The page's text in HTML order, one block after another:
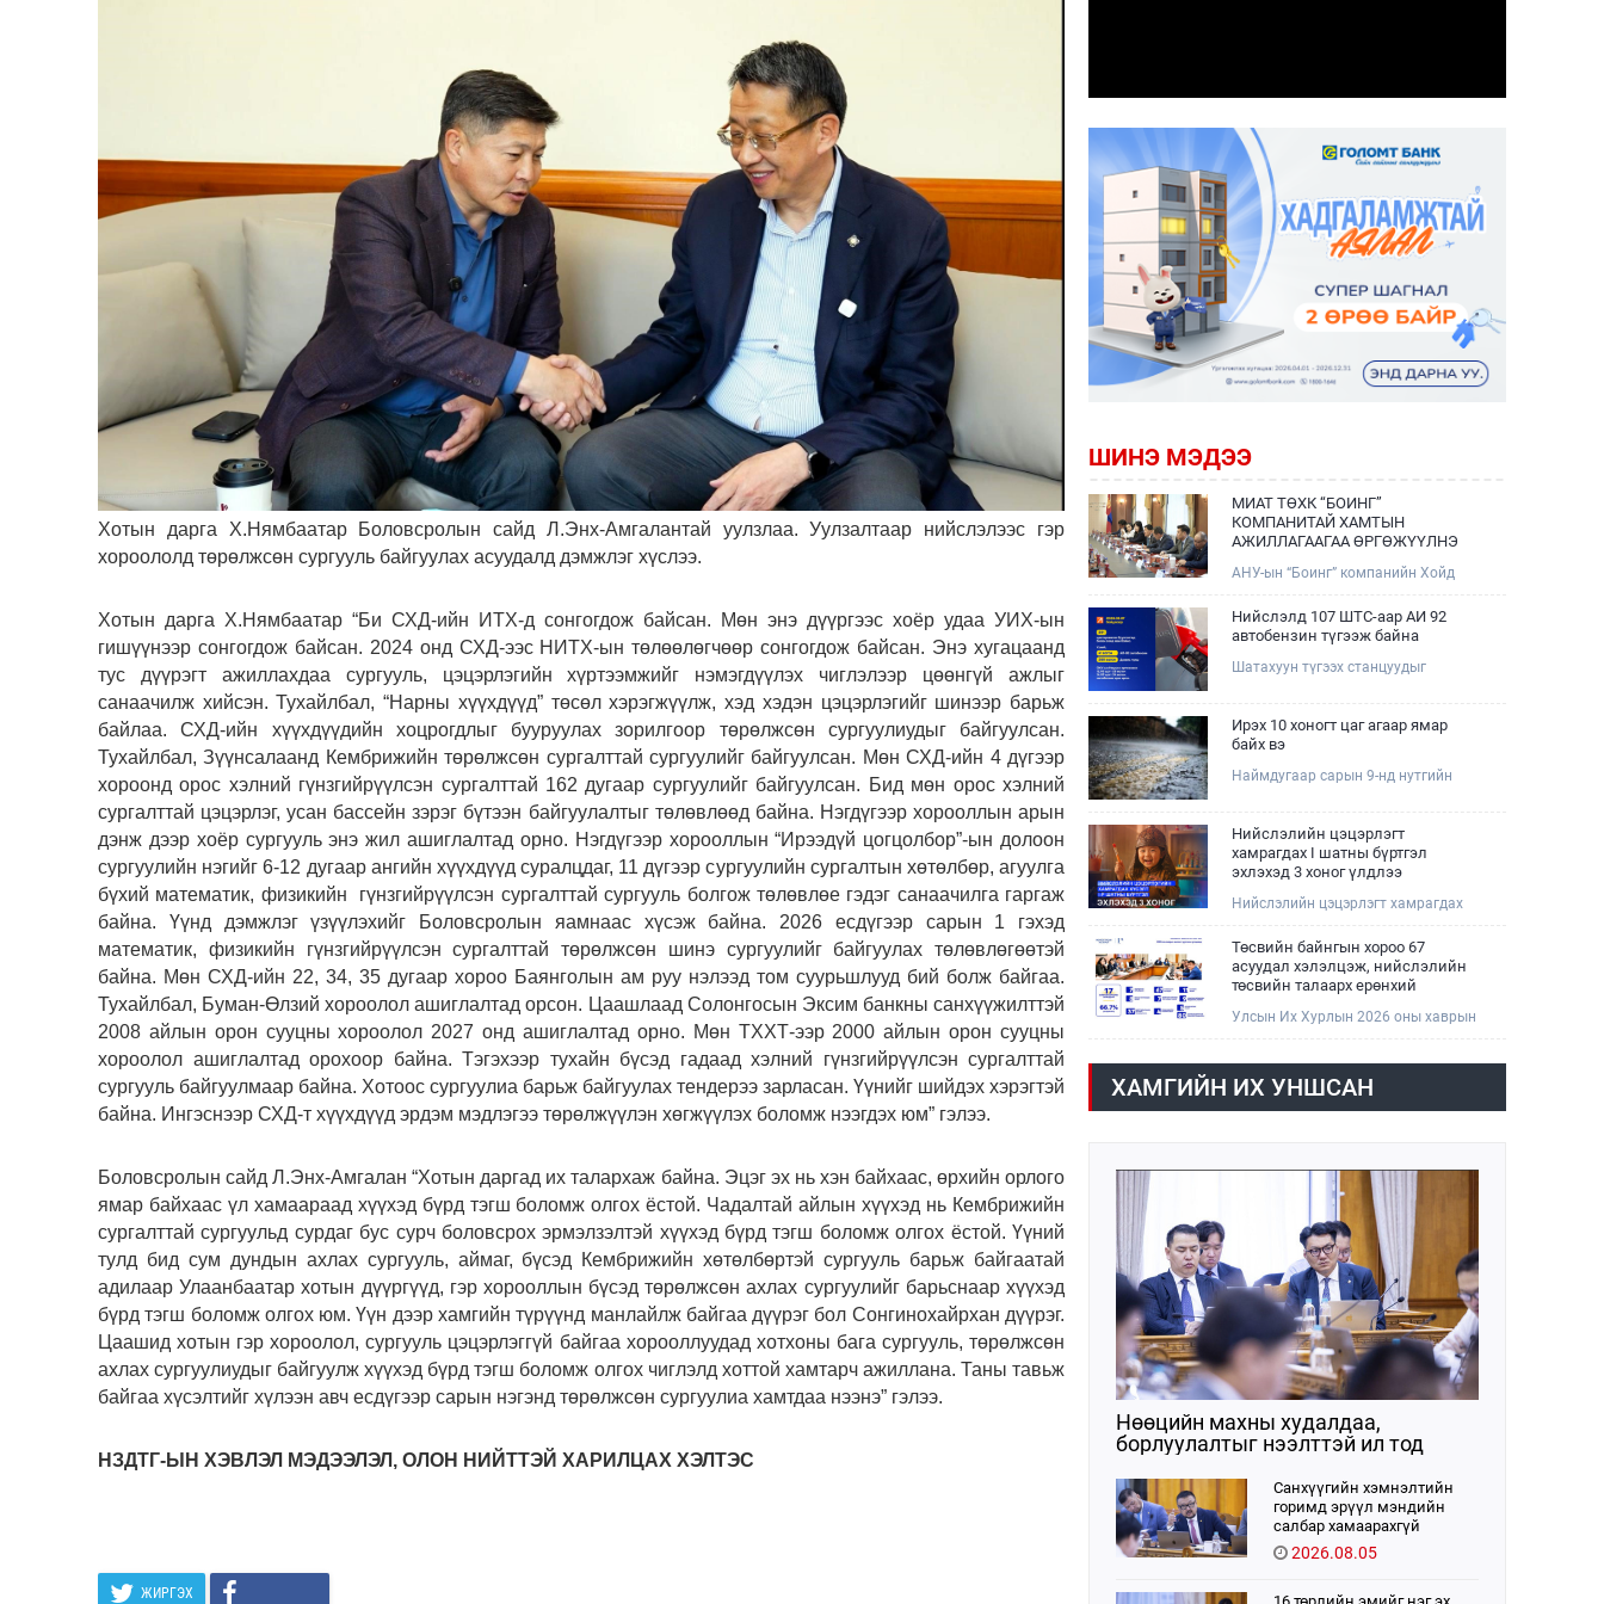
Хотын дарга Х.Нямбаатар Боловсролын сайд Л.Энх-Амгалантай уулзлаа. Уулзалтаар нийслэлээс гэр
хороололд төрөлжсөн сургууль байгуулах асуудалд дэмжлэг хүслээ.
Хотын дарга Х.Нямбаатар “Би СХД-ийн ИТХ-д сонгогдож байсан. Мөн энэ дүүргээс хоёр удаа УИХ-ын
гишүүнээр сонгогдож байсан. 2024 онд СХД-ээс НИТХ-ын төлөөлөгчөөр сонгогдож байсан. Энэ хугацаанд
тус дүүрэгт ажиллахдаа сургууль, цэцэрлэгийн хүртээмжийг нэмэгдүүлэх чиглэлээр цөөнгүй ажлыг
санаачилж хийсэн. Тухайлбал, “Нарны хүүхдүүд” төсөл хэрэгжүүлж, хэд хэдэн цэцэрлэгийг шинээр барьж
байлаа. СХД-ийн хүүхдүүдийн хоцрогдлыг бууруулах зорилгоор төрөлжсөн сургуулиудыг байгуулсан.
Тухайлбал, Зүүнсалаанд Кембрижийн төрөлжсөн сургалттай сургуулийг байгуулсан. Мөн СХД-ийн 4 дүгээр
хороонд орос хэлний гүнзгийрүүлсэн сургалттай 162 дугаар сургуулийг байгуулсан. Бид мөн орос хэлний
сургалттай цэцэрлэг, усан бассейн зэрэг бүтээн байгуулалтыг төлөвлөөд байна. Нэгдүгээр хорооллын арын
дэнж дээр хоёр сургууль энэ жил ашиглалтад орно. Нэгдүгээр хорооллын “Ирээдүй цогцолбор”-ын долоон
сургуулийн нэгийг 6-12 дугаар ангийн хүүхдүүд суралцдаг, 11 дүгээр сургуулийн сургалтын хөтөлбөр, агуулга
бүхий математик, физикийн гүнзгийрүүлсэн сургалттай сургууль болгож төлөвлөе гэдэг санаачилга гаргаж
байна. Үүнд дэмжлэг үзүүлэхийг Боловсролын яамнаас хүсэж байна. 2026 есдүгээр сарын 1 гэхэд
математик, физикийн гүнзгийрүүлсэн сургалттай төрөлжсөн шинэ сургуулийг байгуулах төлөвлөгөөтэй
байна. Мөн СХД-ийн 22, 34, 35 дугаар хороо Баянголын ам руу нэлээд том суурьшлууд бий болж байгаа.
Тухайлбал, Буман-Өлзий хороолол ашиглалтад орсон. Цаашлаад Солонгосын Эксим банкны санхүүжилттэй
2008 айлын орон сууцны хороолол 2027 онд ашиглалтад орно. Мөн ТХХТ-ээр 2000 айлын орон сууцны
хороолол ашиглалтад орохоор байна. Тэгэхээр тухайн бүсэд гадаад хэлний гүнзгийрүүлсэн сургалттай
сургууль байгуулмаар байна. Хотоос сургуулиа барьж байгуулах тендерээ зарласан. Үүнийг шийдэх хэрэгтэй
байна. Ингэснээр СХД-т хүүхдүүд эрдэм мэдлэгээ төрөлжүүлэн хөгжүүлэх боломж нээгдэх юм” гэлээ.
Боловсролын сайд Л.Энх-Амгалан “Хотын даргад их талархаж байна. Эцэг эх нь хэн байхаас, өрхийн орлого
ямар байхаас үл хамаараад хүүхэд бүрд тэгш боломж олгох ёстой. Чадалтай айлын хүүхэд нь Кембрижийн
сургалттай сургуульд сурдаг бус сурч боловсрох эрмэлзэлтэй хүүхэд бүрд тэгш боломж олгох ёстой. Үүний
тулд бид сум дундын ахлах сургууль, аймаг, бүсэд Кембрижийн хөтөлбөртэй сургууль барьж байгаатай
адилаар Улаанбаатар хотын дүүргүүд, гэр хорооллын бүсэд төрөлжсөн ахлах сургуулийг барьснаар хүүхэд
бүрд тэгш боломж олгох юм. Үүн дээр хамгийн түрүүнд манлайлж байгаа дүүрэг бол Сонгинохайрхан дүүрэг.
Цаашид хотын гэр хороолол, сургууль цэцэрлэггүй байгаа хорооллуудад хотхоны бага сургууль, төрөлжсөн
ахлах сургуулиудыг байгуулж хүүхэд бүрд тэгш боломж олгох чиглэлд хоттой хамтарч ажиллана. Таны тавьж
байгаа хүсэлтийг хүлээн авч есдүгээр сарын нэгэнд төрөлжсөн сургуулиа хамтдаа нээнэ” гэлээ.
НЗДТГ-ЫН ХЭВЛЭЛ МЭДЭЭЛЭЛ, ОЛОН НИЙТТЭЙ ХАРИЛЦАХ ХЭЛТЭС
ЖИРГЭХ
ШИНЭ МЭДЭЭ
МИАТ ТӨХК “БОИНГ”
КОМПАНИТАЙ ХАМТЫН
АЖИЛЛАГААГАА ӨРГӨЖҮҮЛНЭ
АНУ-ын “Боинг” компанийн Хойд
борлуулалт, маркетингийн асуудал
хариуцсан Дэд ерөнхийлөгч Жэф
Эдвардс тэргүүтэй төлөөлөгчдийг
Зам, тээврийн сайд Б.Дэлгэрсайхан
Нийслэлд 107 ШТС-аар АИ 92
автобензин түгээж байна
Шатахуун түгээх станцуудыг
Ирэх 10 хоногт цаг агаар ямар
байх вэ
Наймдугаар сарын 9-нд нутгийн
хэсгээр ахиухан хэмжээний бороо
орох тул болзошгүй үер, усны
аюулаас анхаарна уу.
Нийслэлийн цэцэрлэгт
хамрагдах I шатны бүртгэл
эхлэхэд 3 хоног үлдлээ
Нийслэлийн цэцэрлэгт хамрагдах
өдрөөс 08 сарын 23-ны өдрийг
дуустал "E-Mongolia" платформоор
дамжуулан цахимаар хүлээн
авна.Хүүхдээ цэцэрлэгт хамруулах
үйлчилгээг авахдаа дараах
Төсвийн байнгын хороо 67
асуудал хэлэлцэж, нийслэлийн
төсвийн талаарх ерөнхий
байгуулсан байна
Улсын Их Хурлын 2026 оны хаврын
мэдүүлсэн хууль, Улсын Их Хурлын
бусад шийдвэрийн төслийг
хэлэлцүүлэх, Улсын Их Хурлын
хяналтыг хэрэгжүүлэх, хуульд
тусгайлан заасан асуудлаар Улсын
Их Хурлын тогтоолын төсөл
боловсруулах чиг үүргээ
хэрэгжүүлэн ажиллажээ.
ХАМГИЙН ИХ УНШСАН
Нөөцийн махны худалдаа,
борлуулалтыг нээлттэй ил тод
Санхүүгийн хэмнэлтийн
горимд эрүүл мэндийн
салбар хамаарахгүй
2026.08.05